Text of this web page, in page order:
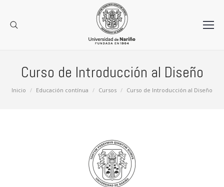
Curso de Introducción al Diseño
Estás aquí:
Inicio Educación contínua Cursos Curso de Introducción al Diseño